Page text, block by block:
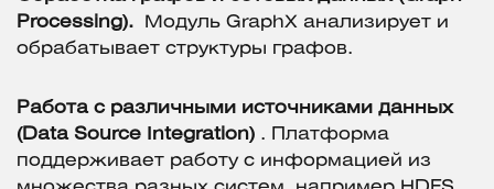
Processing).
Модуль GraphX анализирует и
обрабатывает структуры графов.
Работа с различными источниками данных
(Data Source Integration) . Платформа
поддерживает работу с информацией из